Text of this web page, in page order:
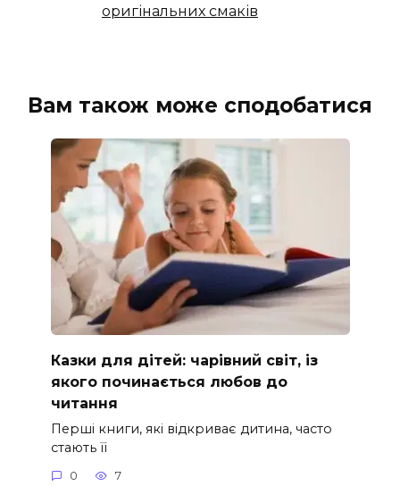
оригінальних смаків
Вам також може сподобатися
Казки для дітей: чарівний світ, із
якого починається любов до
читання
Перші книги, які відкриває дитина, часто
стають її
0 7